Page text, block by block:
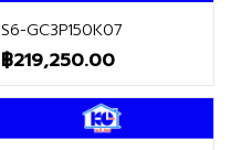
S6-GC3P150K07
฿219,250.00
ติดต่อฝ่ายขาย